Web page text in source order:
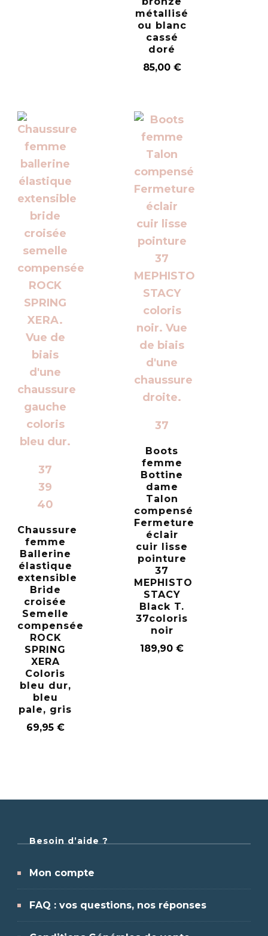
métallisé
ou blanc
cassé
doré
85,00 €
37
39
40
Chaussure
femme
Ballerine
élastique
extensible
Bride
croisée
Semelle
compensée
ROCK
SPRING
XERA
Coloris
bleu dur,
bleu
pale, gris
69,95 €
37
Boots
femme
Bottine
dame
Talon
compensé
Fermeture
éclair
cuir lisse
pointure
37
MEPHISTO
STACY
Black T.
37coloris
noir
189,90€
Besoin d’aide ?
Mon compte
FAQ : vos questions, nos réponses